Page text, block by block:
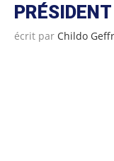
écrit par Childo